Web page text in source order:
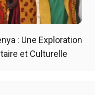
: Une Exploration
et Culturelle